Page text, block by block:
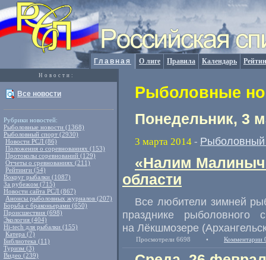
Главная О лиге Правила Календарь
Новости:
Все новости
Рубрики новостей:
Рыболовные новости (1368)
Рыболовный спорт (2930)
Новости РСЛ (86)
Положения о соревнованиях (153)
Протоколы соревнований (129)
Отчеты о сревнованиях (211)
Рейтинги (54)
Вокруг рыбалки (1087)
За рубежом (715)
Новости сайта РСЛ (867)
Анонсы рыболовных журналов (207)
Борьба с браконьерами (650)
Происшествия (698)
Экология (404)
Hi-tech для рыбалки (155)
Катера (7)
Библиотека (11)
Туризм (3)
Видео (239)
Рыболовные
Понедельник, 3
3 марта 2014 - Рыболовный
«Налим
области
Все любители зимней
празднике
на Лёкшмозере
Просмотрели 6698 • Комментарии